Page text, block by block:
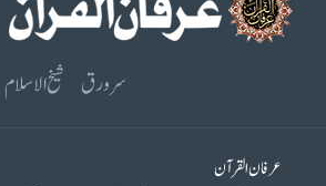
سرورق شیخ الاسلام
عرفان القرآن